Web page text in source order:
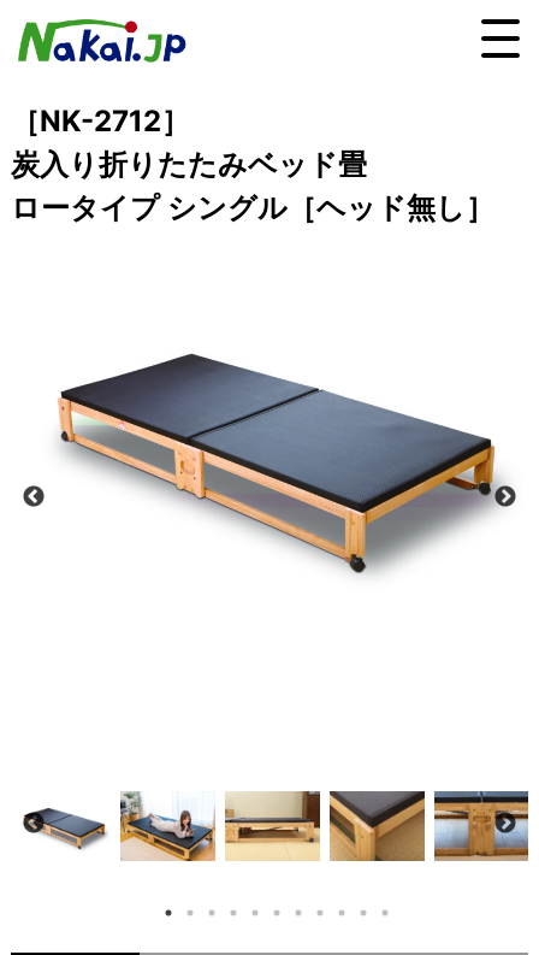
［NK-2712］
炭入り折りたたみベッド畳
ロータイプ シングル［ヘッド無し］